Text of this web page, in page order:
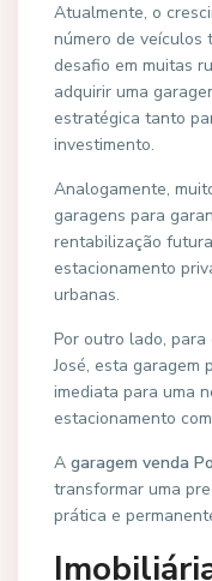
Atualmente, o
número de veículos
desafio em muitas
adquirir uma
estratégica tanto
investimento.
Analogamente,
garagens para
rentabilização
estacionamento
urbanas.
Por outro lado,
José, esta garagem
imediata para uma
estacionamento
A garagem venda
transformar uma
prática e